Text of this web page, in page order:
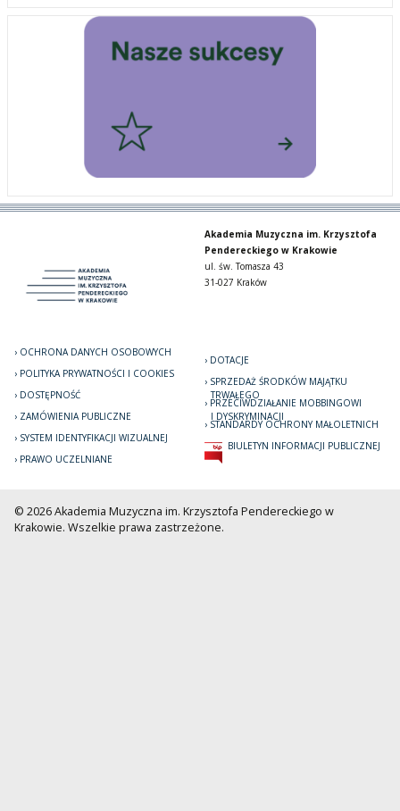
Akademia Muzyczna im. Krzysztofa
Pendereckiego w Krakowie
ul. św. Tomasza 43
31-027 Kraków
OCHRONA DANYCH OSOBOWYCH
POLITYKA PRYWATNOŚCI I COOKIES
DOSTĘPNOŚĆ
ZAMÓWIENIA PUBLICZNE
SYSTEM IDENTYFIKACJI WIZUALNEJ
PRAWO UCZELNIANE
DOTACJE
SPRZEDAŻ ŚRODKÓW MAJĄTKU
TRWAŁEGO
PRZECIWDZIAŁANIE MOBBINGOWI
I DYSKRYMINACJI
STANDARDY OCHRONY MAŁOLETNICH
BIULETYN INFORMACJI PUBLICZNEJ
© 2026 Akademia Muzyczna im. Krzysztofa Pendereckiego w
Krakowie. Wszelkie prawa zastrzeżone.